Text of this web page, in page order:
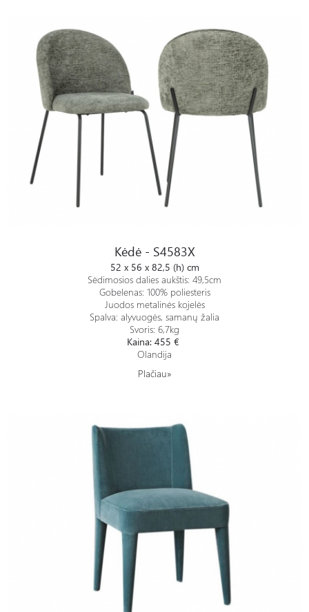
Kėdė - S4583X
52 x 56 x 82,5 (h) cm
Sėdimosios dalies aukštis: 49,5cm
Gobelenas: 100% poliesteris
Juodos metalinės kojelės
Spalva: alyvuogės, samanų žalia
Svoris: 6,7kg
Kaina: 455 €
Olandija
Plačiau»